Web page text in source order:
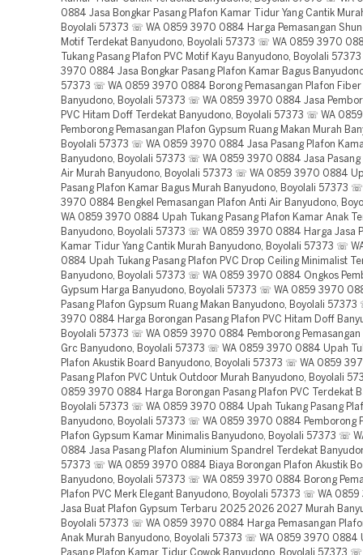
0884 Jasa Bongkar Pasang Plafon Kamar Tidur Yang Cantik
Boyolali 57373 ☏ WA 0859 3970 0884 Harga Pemasangan
Motif Terdekat Banyudono, Boyolali 57373 ☏ WA 0859 3970
Tukang Pasang Plafon PVC Motif Kayu Banyudono, Boyolali
3970 0884 Jasa Bongkar Pasang Plafon Kamar Bagus
57373 ☏ WA 0859 3970 0884 Borong Pemasangan Plafon Fiber
Banyudono, Boyolali 57373 ☏ WA 0859 3970 0884 Jasa
PVC Hitam Doff Terdekat Banyudono, Boyolali 57373 ☏ WA
Pemborong Pemasangan Plafon Gypsum Ruang Makan Murah
Boyolali 57373 ☏ WA 0859 3970 0884 Jasa Pasang Plafon
Banyudono, Boyolali 57373 ☏ WA 0859 3970 0884 Jasa Pasang
Air Murah Banyudono, Boyolali 57373 ☏ WA 0859 3970 0884
Pasang Plafon Kamar Bagus Murah Banyudono, Boyolali 57373
3970 0884 Bengkel Pemasangan Plafon Anti Air Banyudono,
WA 0859 3970 0884 Upah Tukang Pasang Plafon Kamar Anak
Banyudono, Boyolali 57373 ☏ WA 0859 3970 0884 Harga Jasa
Kamar Tidur Yang Cantik Murah Banyudono, Boyolali 57373 ☏
0884 Upah Tukang Pasang Plafon PVC Drop Ceiling Minimalist
Banyudono, Boyolali 57373 ☏ WA 0859 3970 0884 Ongkos
Gypsum Harga Banyudono, Boyolali 57373 ☏ WA 0859 3970
Pasang Plafon Gypsum Ruang Makan Banyudono, Boyolali
3970 0884 Harga Borongan Pasang Plafon PVC Hitam Doff
Boyolali 57373 ☏ WA 0859 3970 0884 Pemborong Pemasangan
Grc Banyudono, Boyolali 57373 ☏ WA 0859 3970 0884 Upah
Plafon Akustik Board Banyudono, Boyolali 57373 ☏ WA 0859
Pasang Plafon PVC Untuk Outdoor Murah Banyudono, Boyolali
0859 3970 0884 Harga Borongan Pasang Plafon PVC Terdekat
Boyolali 57373 ☏ WA 0859 3970 0884 Upah Tukang Pasang
Banyudono, Boyolali 57373 ☏ WA 0859 3970 0884 Pemborong
Plafon Gypsum Kamar Minimalis Banyudono, Boyolali 57373 ☏
0884 Jasa Pasang Plafon Aluminium Spandrel Terdekat
57373 ☏ WA 0859 3970 0884 Biaya Borongan Plafon Akustik
Banyudono, Boyolali 57373 ☏ WA 0859 3970 0884 Borong
Plafon PVC Merk Elegant Banyudono, Boyolali 57373 ☏ WA
Jasa Buat Plafon Gypsum Terbaru 2025 2026 2027 Murah
Boyolali 57373 ☏ WA 0859 3970 0884 Harga Pemasangan
Anak Murah Banyudono, Boyolali 57373 ☏ WA 0859 3970 0884
Pasang Plafon Kamar Tidur Cowok Banyudono, Boyolali 57373